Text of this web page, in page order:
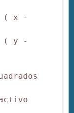
x -
y -